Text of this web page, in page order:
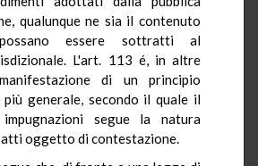
qualunque ne sia il contenuto
essere sottratti al
L'art. 113 é, in altre
di un principio
generale, secondo il quale il
segue la natura
oggetto di contestazione.